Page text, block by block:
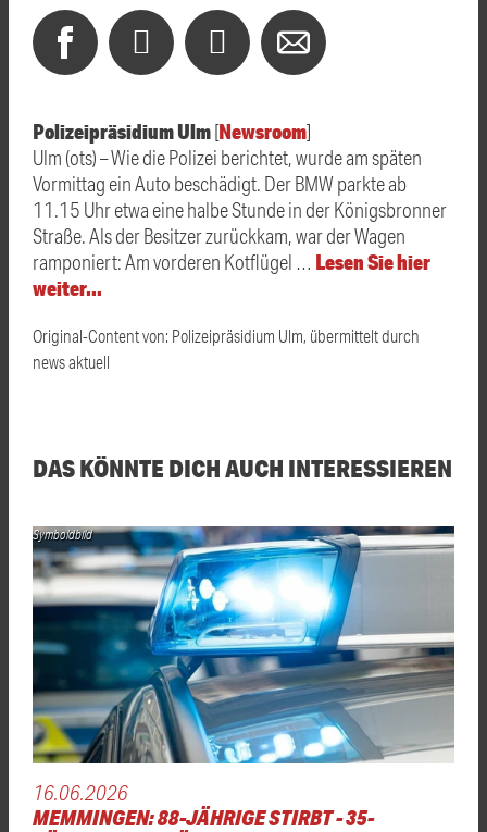
Polizeipräsidium Ulm[Newsroom]
Ulm (ots) – Wie die Polizei berichtet, wurde am späten
Vormittag ein Auto beschädigt. Der BMW parkte ab
11.15 Uhr etwa eine halbe Stunde in der Königsbronner
Straße. Als der Besitzer zurückkam, war der Wagen
ramponiert: Am vorderen Kotflügel … Lesen Sie hier
weiter…
Original-Content von: Polizeipräsidium Ulm, übermittelt durch
news aktuell
DAS KÖNNTE DICH AUCH INTERESSIEREN
Symboldbild
16.06.2026
MEMMINGEN: 88-JÄHRIGE STIRBT - 35-